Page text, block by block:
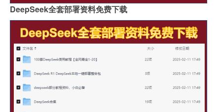
DeepSeek全套部署资料免费下载